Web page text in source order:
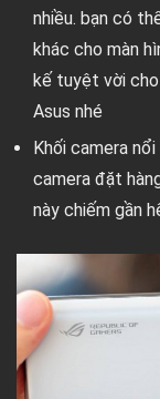
nhiều. bạn có
khác cho màn
kế tuyệt vời
Asus nhé
Khối camera
camera đặt
này chiếm gần